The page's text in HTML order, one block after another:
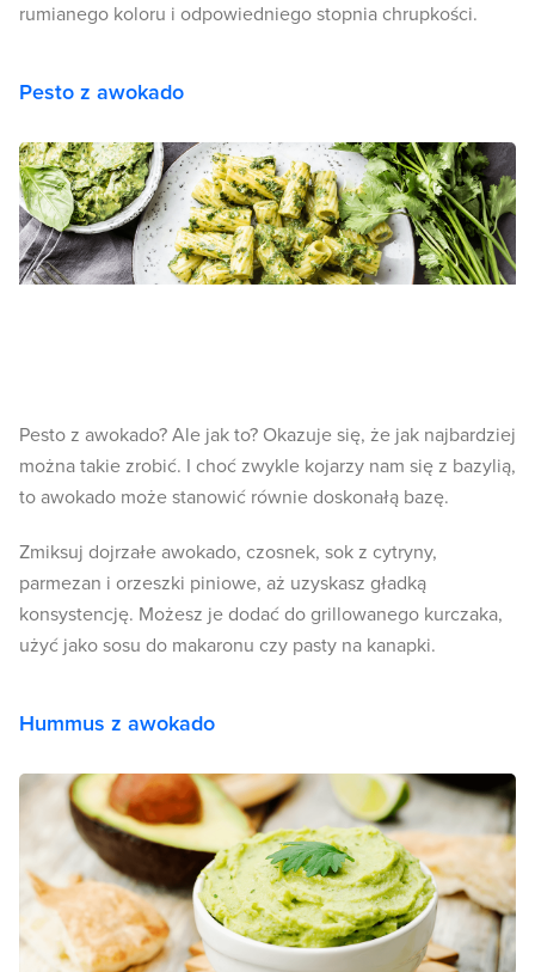
rumianego koloru i odpowiedniego stopnia chrupkości.
Pesto z awokado
Pesto z awokado? Ale jak to? Okazuje się, że jak najbardziej
można takie zrobić. I choć zwykle kojarzy nam się z bazylią,
to awokado może stanowić równie doskonałą bazę.
Zmiksuj dojrzałe awokado, czosnek, sok z cytryny,
parmezan i orzeszki piniowe, aż uzyskasz gładką
konsystencję. Możesz je dodać do grillowanego kurczaka,
użyć jako sosu do makaronu czy pasty na kanapki.
Hummus z awokado